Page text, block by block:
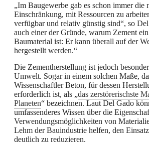
„Im Baugewerbe gab es schon immer die
Einschränkung, mit Ressourcen zu
verfügbar und relativ günstig sind“, so
auch einer der Gründe, warum Zement
Baumaterial ist: Er kann überall auf der
hergestellt werden.“
Die Zementherstellung ist jedoch
Umwelt. Sogar in einem solchen Maße,
Wissenschaftler Beton, für dessen
erforderlich ist, als „das zerstörerischste
Planeten“ bezeichnen. Laut Del Gado
umfassenderes Wissen über die
Verwendungsmöglichkeiten von
Lehm der Bauindustrie helfen, den
deutlich zu reduzieren.